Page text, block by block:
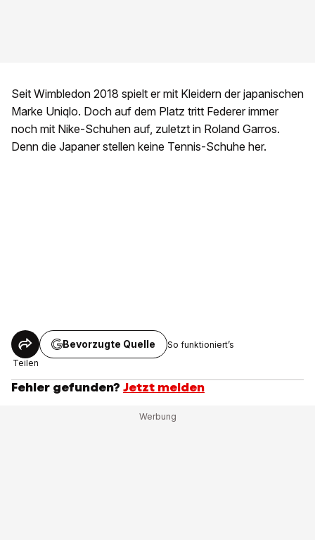
Seit Wimbledon 2018 spielt er mit Kleidern der japanischen
Marke Uniqlo. Doch auf dem Platz tritt Federer immer
noch mit Nike-Schuhen auf, zuletzt in Roland Garros.
Denn die Japaner stellen keine Tennis-Schuhe her.
Teilen
Bevorzugte Quelle So funktioniert’s
Fehler gefunden? Jetzt melden